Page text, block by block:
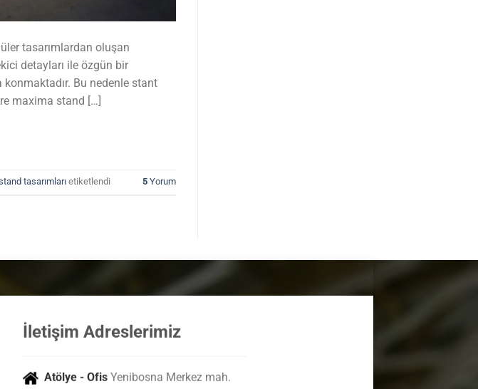
tasarımlardan oluşan
detayları ile özgün bir
Bu nedenle stant
maxima stand […]
tasarımlarıetiketlendi 5Yorum
İletişim Adreslerimiz
Atölye - Ofis Yenibosna Merkez mah.